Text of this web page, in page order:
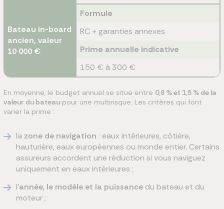
Bateau in-board
ancien, valeur
10 000 €
Formule
RC + garanties annexes
Prime annuelle indicative
150 € à 300 €
En moyenne, le budget annuel se situe entre 0,8 % et 1,5 % de la
valeur du bateau pour une multirisque. Les critères qui font
varier la prime :
la zone de navigation : eaux intérieures, côtière,
hauturière, eaux européennes ou monde entier. Certains
assureurs accordent une réduction si vous naviguez
uniquement en eaux intérieures ;
l'année, le modèle et la puissancedu bateau et du
moteur ;